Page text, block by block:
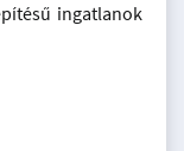
ingatlanok